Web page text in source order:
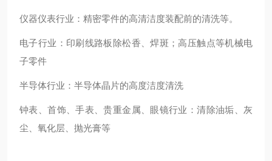
仪器仪表行业：精密零件的高清洁度装配前的清洗等。
电子行业：印刷线路板除松香、焊斑；高压触点等机械电
子零件
半导体行业：半导体晶片的高度洁度清洗
钟表、首饰、手表、贵重金属、眼镜行业：清除油垢、灰
尘、氧化层、抛光膏等